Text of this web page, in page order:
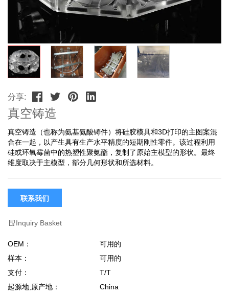
分享:
真空铸造
真空铸造（也称为氨基氨酸铸件）将硅胶模具和3D打印的主图案混
合在一起，以产生具有生产水平精度的短期刚性零件。该过程利用
硅或环氧霉菌中的热塑性聚氨酯，复制了原始主模型的形状。最终
维度取决于主模型，部分几何形状和所选材料。
联系我们
Inquiry Basket
OEM：
可用的
样本：
可用的
支付：
T/T
起源地;原产地：
China